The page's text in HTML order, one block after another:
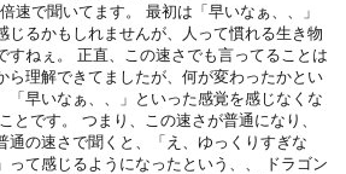
速で聞いてます。 最初は「早いなぁ、、」
じるかもしれませんが、人って慣れる生き物
すねぇ。 正直、この速さでも言ってることは
ら理解できてましたが、何が変わったかとい
「早いなぁ、、」といった感覚を感じなくな
とです。 つまり、この速さが普通になり、
通の速さで聞くと、「え、ゆっくりすぎな
って感じるようになったという、、 ドラゴン